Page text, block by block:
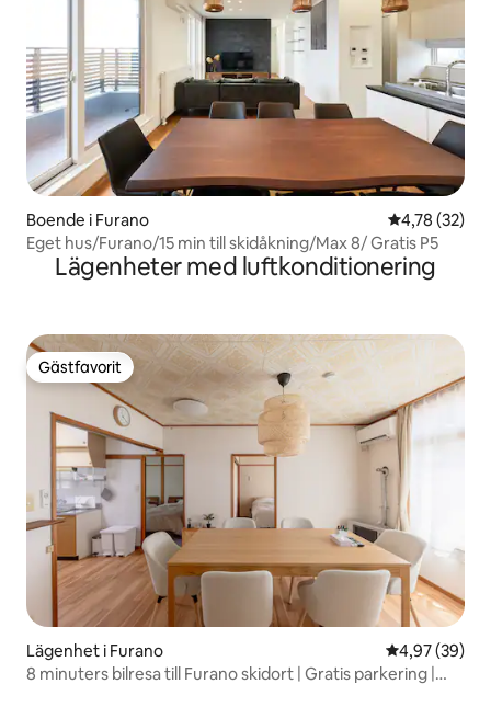
Boende i Furano 4,78 av 5 i
4,78 (32)
Eget hus/Furano/15 min till skidåkning/Max 8/ Gratis P5
Lägenheter med luftkonditionering
Gästfavorit
Gästfavorit
Lägenhet i Furano 4,97 av 5 i
4,97 (39)
8 minuters bilresa till Furano skidort | Gratis parkering |